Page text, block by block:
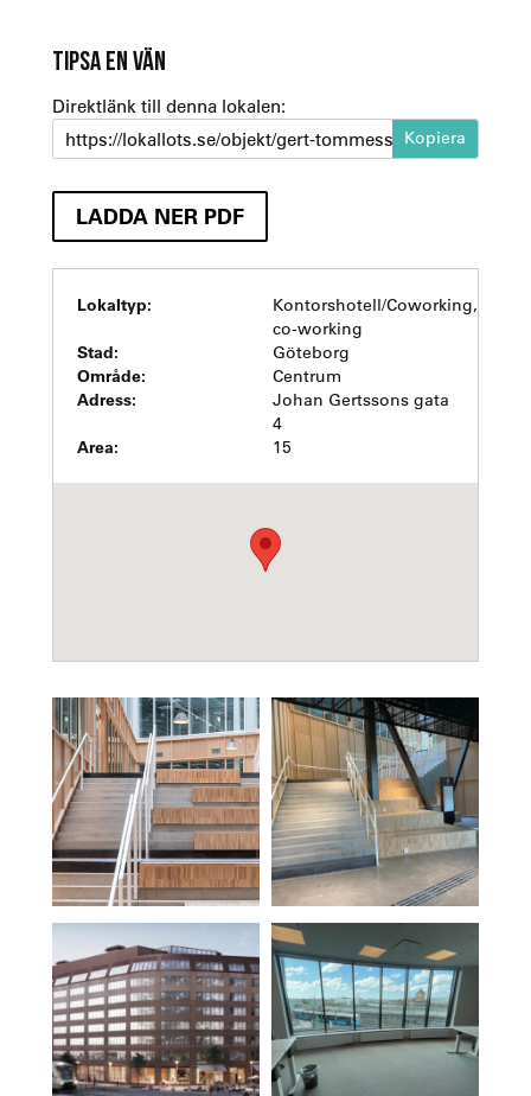
TIPSA EN VÄN
Direktlänk till denna lokalen:
https://lokallots.se/objekt/gert-tommessons-gata-4
LADDA NER PDF
Lokaltyp:
Kontorshotell/Coworking,
co-working
Stad: Göteborg
Område: Centrum
Adress:
Johan Gertssons gata
4
Area: 15